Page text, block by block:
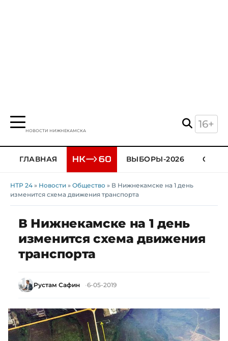
НОВОСТИ НИЖНЕКАМСКА
16+
ГЛАВНАЯ ВЫБОРЫ-2026
НТР 24 » Новости » Общество » В Нижнекамске на 1 день
изменится схема движения транспорта
В Нижнекамске на 1 день
изменится схема движения
транспорта
Рустам Сафин 6-05-2019